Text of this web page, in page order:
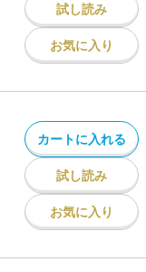
試し読み
お気に入り
カートに入れる
試し読み
お気に入り